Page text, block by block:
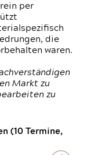
per
die
waren.
Markt zu
zu
(10 Termine,